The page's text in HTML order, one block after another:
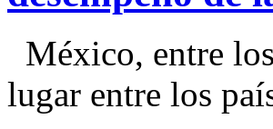
México, entre
lugar entre los